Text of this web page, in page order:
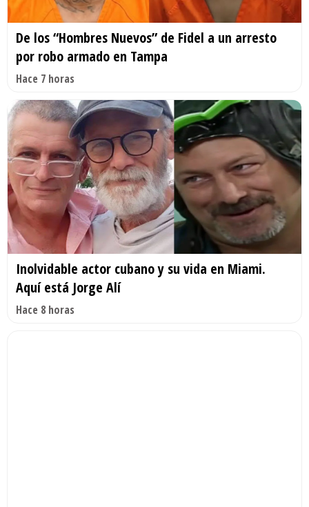
De los “Hombres Nuevos” de Fidel a un arresto
por robo armado en Tampa
Hace 7 horas
Inolvidable actor cubano y su vida en Miami.
Aquí está Jorge Alí
Hace 8 horas